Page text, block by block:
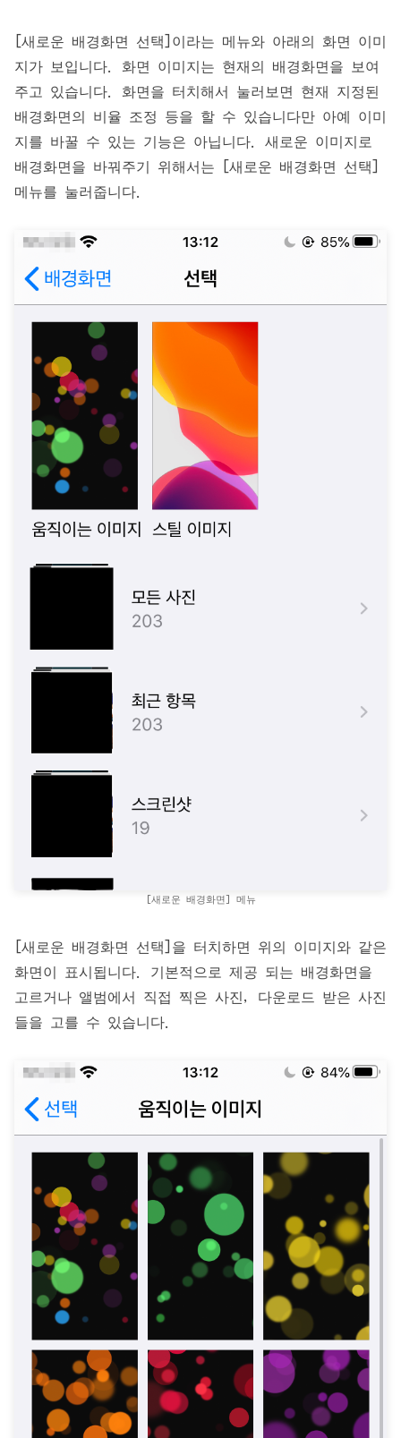
[새로운 배경화면 선택]이라는 메뉴와 아래의 화면 이미
지가 보입니다. 화면 이미지는 현재의 배경화면을 보여
주고 있습니다. 화면을 터치해서 눌러보면 현재 지정된
배경화면의 비율 조정 등을 할 수 있습니다만 아예 이미
지를 바꿀 수 있는 기능은 아닙니다. 새로운 이미지로
배경화면을 바꿔주기 위해서는 [새로운 배경화면 선택]
메뉴를 눌러줍니다.
[새로운 배경화면] 메뉴
[새로운 배경화면 선택]을 터치하면 위의 이미지와 같은
화면이 표시됩니다. 기본적으로 제공 되는 배경화면을
고르거나 앨범에서 직접 찍은 사진, 다운로드 받은 사진
들을 고를 수 있습니다.